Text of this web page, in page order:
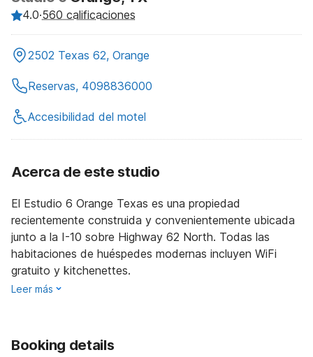
4.0·560 calificaciones
2502 Texas 62, Orange
Reservas, 4098836000
Accesibilidad del motel
Acerca de este studio
El Estudio 6 Orange Texas es una propiedad
recientemente construida y convenientemente ubicada
junto a la I-10 sobre Highway 62 North. Todas las
habitaciones de huéspedes modernas incluyen WiFi
gratuito y kitchenettes.
Leer más
Booking details